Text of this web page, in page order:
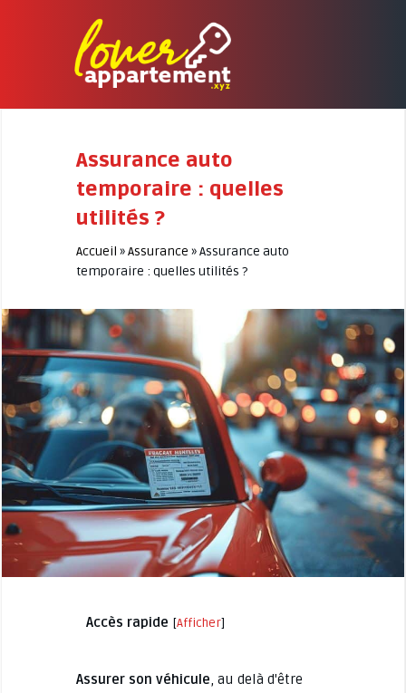
Assurance auto
temporaire : quelles
utilités ?
Accueil »Assurance »Assurance auto
temporaire : quelles utilités ?
Accès rapide [Afficher]
Assurer son véhicule, au delà d'être